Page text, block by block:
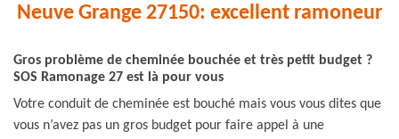
Neuve Grange 27150: excellent ramoneur
Gros problème de cheminée bouchée et très petit budget ?
SOS Ramonage 27 est là pour vous
Votre conduit de cheminée est bouché mais vous vous dites que
vous n’avez pas un gros budget pour faire appel à une